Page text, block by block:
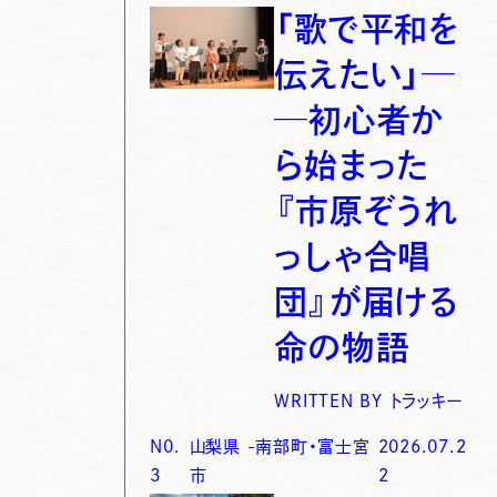
「歌で平和を
伝えたい」─
─初心者か
ら始まった
『市原ぞうれ
っしゃ合唱
団』が届ける
命の物語
WRITTEN BY トラッキー
N0.
3
山梨県 -南部町・富士宮
市
2026.07.2
2